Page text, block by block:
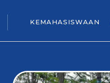
KEMAHASISWAAN